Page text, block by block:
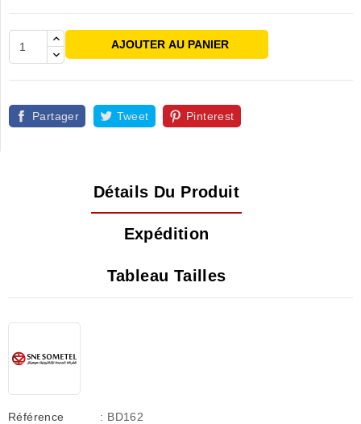
AJOUTER AU PANIER
Partager Tweet Pinterest
Détails Du Produit
Expédition
Tableau Tailles
Référence : BD162